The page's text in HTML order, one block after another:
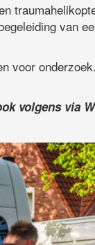
van
voor
volgens via